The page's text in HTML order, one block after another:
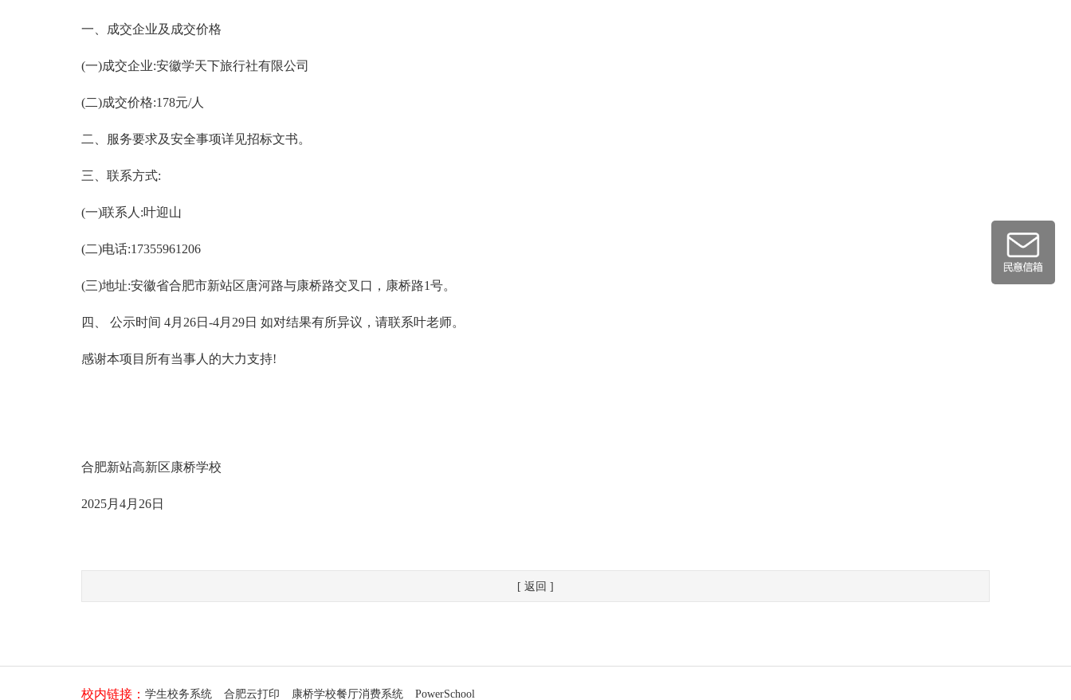
一、成交企业及成交价格
(一)成交企业:安徽学天下旅行社有限公司
(二)成交价格:178元/人
二、服务要求及安全事项详见招标文书。
三、联系方式:
(一)联系人:叶迎山
(二)电话:17355961206
(三)地址:安徽省合肥市新站区唐河路与康桥路交叉口，康桥路1号。
四、 公示时间 4月26日-4月29日 如对结果有所异议，请联系叶老师。
感谢本项目所有当事人的大力支持!
合肥新站高新区康桥学校
2025月4月26日
[ 返回 ]
校内链接： 学生校务系统 合肥云打印 康桥学校餐厅消费系统 PowerSchool